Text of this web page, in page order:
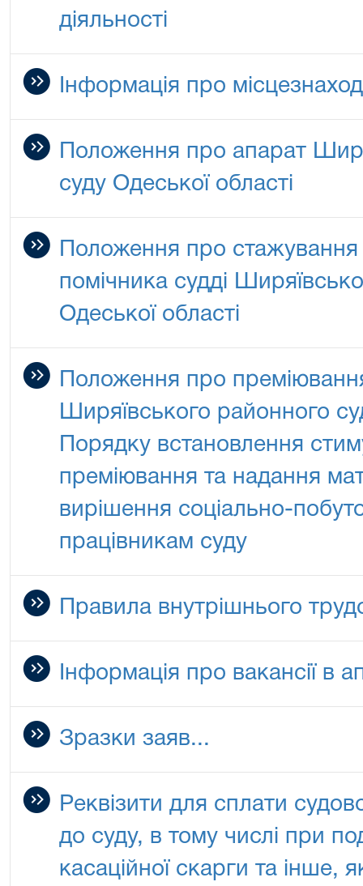
діяльності
Інформація про
Положення про апарат
суду Одеської області
Положення про стажування
помічника судді
Одеської області
Положення про
Ширяївського районного
Порядку встановлення
преміювання та надання
вирішення соціально-
працівникам суду
Правила внутрішнього
Інформація про вакансії в
Зразки заяв...
Реквізити для сплати
до суду, в тому числі при
касаційної скарги та інше,